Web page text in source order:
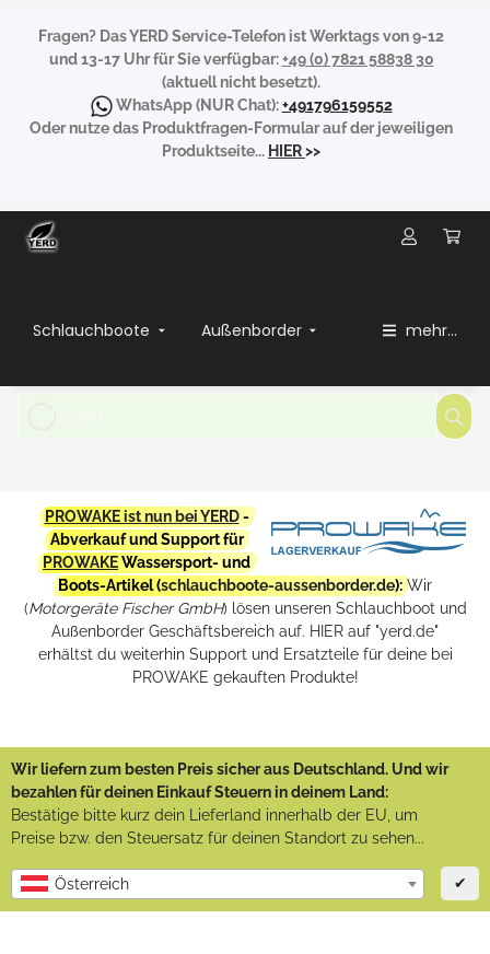
Fragen? Das YERD Service-Telefon ist Werktags von 9-12
und 13-17 Uhr für Sie verfügbar:+49 (0) 7821 58838 30
(aktuell nicht besetzt).
WhatsApp(NUR Chat):+491796159552
Oder nutze das Produktfragen-Formular auf der jeweiligen
Produktseite... HIER>>
Schlauchboote Außenborder mehr...
PROWAKE ist nun bei YERD-
Abverkauf und Support für
PROWAKEWassersport- und
Boots-Artikel (schlauchboote-aussenborder.de): Wir
(Motorgeräte Fischer GmbH) lösen unseren Schlauchboot und
Außenborder Geschäftsbereich auf. HIER auf "yerd.de"
erhältst du weiterhin Support und Ersatzteile für deine bei
PROWAKE gekauften Produkte!
Wir liefern zum besten Preis sicher aus Deutschland. Und wir
bezahlen für deinen Einkauf Steuern in deinem Land:
Bestätige bitte kurz dein Lieferland innerhalb der EU, um
Preise bzw. den Steuersatz für deinen Standort zu sehen...
Österreich ✔